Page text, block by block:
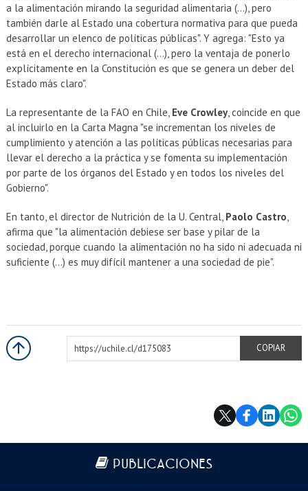
a la alimentación mirando la seguridad alimentaria (...), pero
también darle al Estado una cobertura normativa para que pueda
desarrollar un elenco de políticas públicas". Y agrega: "Esto ya
está en el derecho internacional (...), pero la ventaja de ponerlo
explícitamente en la Constitución es que se genera un deber del
Estado más claro".
La representante de la FAO en Chile, Eve Crowley, coincide en que
al incluirlo en la Carta Magna "se incrementan los niveles de
cumplimiento y atención a las políticas públicas necesarias para
llevar el derecho a la práctica y se fomenta su implementación
por parte de los órganos del Estado y en todos los niveles del
Gobierno".
En tanto, el director de Nutrición de la U. Central, Paolo Castro,
afirma que "la alimentación debiese ser base y pilar de la
sociedad, porque cuando la alimentación no ha sido ni adecuada ni
suficiente (...) es muy difícil mantener a una sociedad de pie".
https://uchile.cl/d175083
COPIAR
Más información
PUBLICACIONES